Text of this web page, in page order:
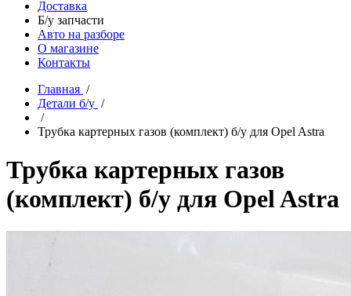
Доставка
Б/у запчасти
Авто на разборе
О магазине
Контакты
Главная /
Детали б/у /
/
Трубка картерных газов (комплект) б/у для Opel Astra
Трубка картерных газов
(комплект) б/у для Opel Astra